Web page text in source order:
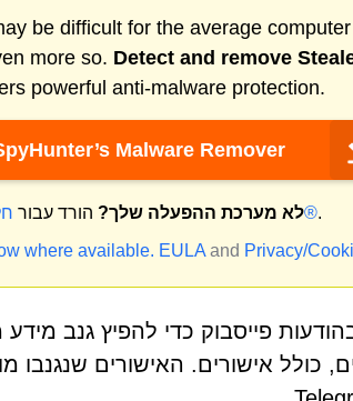
be difficult for the average
more so. Detect and remove
powerful anti-malware protection.
Malware Remover
לא מערכת ההפעלה שלך? הורד עבור מק®.
where available. EULA and Privacy/
פייסבוק כדי להפיץ גנב מידע
כולל אישורים. האישורים